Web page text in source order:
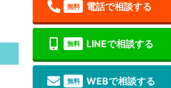
無料 電話で相談する
無料 LINEで相談する
無料 WEBで相談する